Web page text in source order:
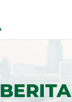
BERITA